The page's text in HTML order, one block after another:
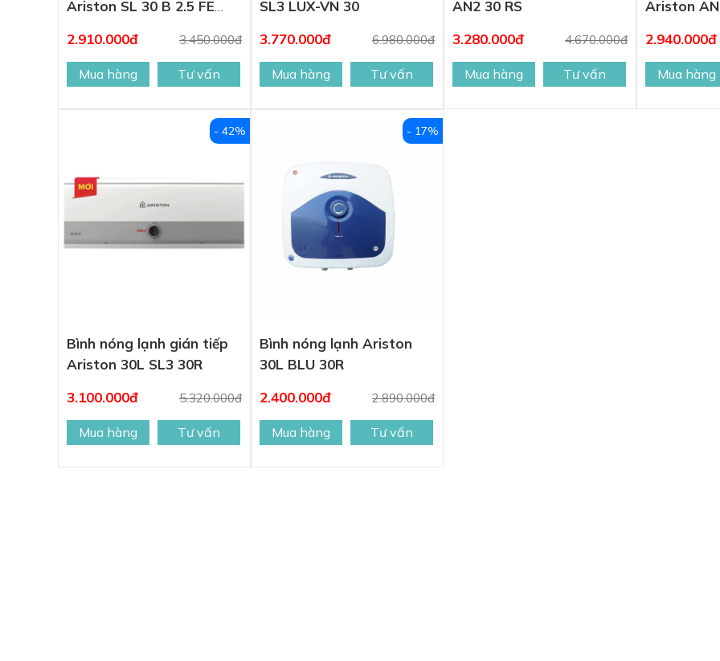
Ariston SL 30 B 2.5 FE
2.910.000đ 3.450.000đ
Mua hàng Tư vấn
SL3 LUX-VN 30
3.770.000đ
6.980.000đ
Mua hàng Tư vấn
AN2 30 RS
3.280.000đ
4.670.000đ
Mua hàng Tư vấn
Ariston
2.940.000đ
Mua hàng
Bình nóng lạnh gián tiếp
Ariston 30L SL3 30R
3.100.000đ
5.320.000đ
- 42%
Mua hàng Tư vấn
Bình nóng lạnh Ariston
30L BLU 30R
2.400.000đ
2.890.000đ
- 17%
Mua hàng Tư vấn